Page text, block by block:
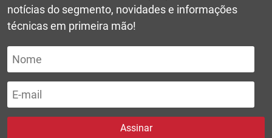
notícias do segmento, novidades e informações
técnicas em primeira mão!